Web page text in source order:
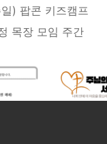
) 팝콘 키즈캠프
목장 모임 주간